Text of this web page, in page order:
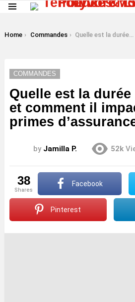
You are here:
Home Commandes Quelle est la durée d’un malus et comment il impacte vos primes d’assurance ?
COMMANDES
Quelle est la durée
et comment il
primes
by Jamilla P. 52k
38
shares
Facebook
Pinterest